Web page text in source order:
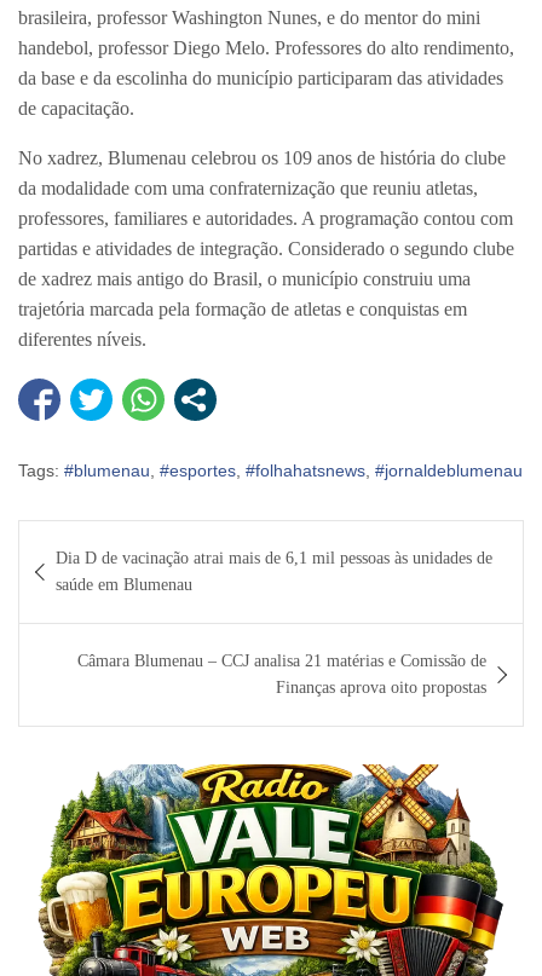
brasileira, professor Washington Nunes, e do mentor do mini
handebol, professor Diego Melo. Professores do alto rendimento,
da base e da escolinha do município participaram das atividades
de capacitação.
No xadrez, Blumenau celebrou os 109 anos de história do clube
da modalidade com uma confraternização que reuniu atletas,
professores, familiares e autoridades. A programação contou com
partidas e atividades de integração. Considerado o segundo clube
de xadrez mais antigo do Brasil, o município construiu uma
trajetória marcada pela formação de atletas e conquistas em
diferentes níveis.
Tags: #blumenau, #esportes, #folhahatsnews, #jornaldeblumenau
de
Post
Dia D de vacinação atrai mais de 6,1 mil pessoas às unidades de
saúde em Blumenau
Câmara Blumenau – CCJ analisa 21 matérias e Comissão de
Finanças aprova oito propostas